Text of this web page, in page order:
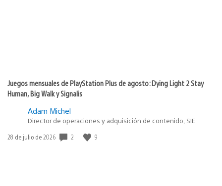
Juegos mensuales de PlayStation Plus de agosto: Dying Light 2 Stay
Human, Big Walk y Signalis
Adam Michel
Director de operaciones y adquisición de contenido, SIE
Fecha
28 de julio de 2026 2 9